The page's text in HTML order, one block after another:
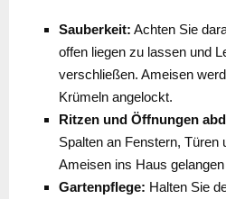
Sauberkeit: Achten Sie
offen liegen zu lassen und
verschließen. Ameisen
Krümeln angelockt.
Ritzen und Öffnungen
Spalten an Fenstern, Türen
Ameisen ins Haus
Gartenpflege: Halten Sie